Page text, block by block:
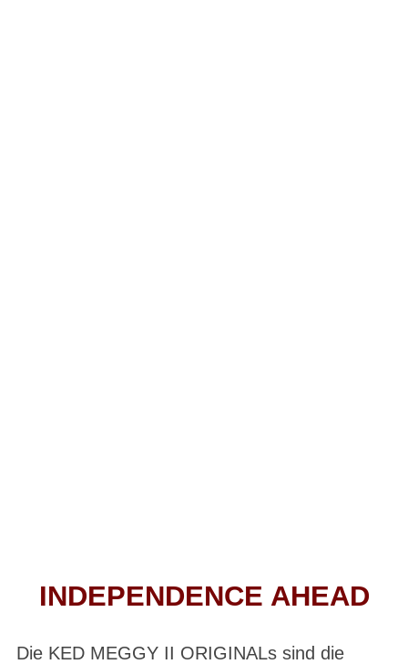
INDEPENDENCE AHEAD
Die KED MEGGY II ORIGINALs sind die